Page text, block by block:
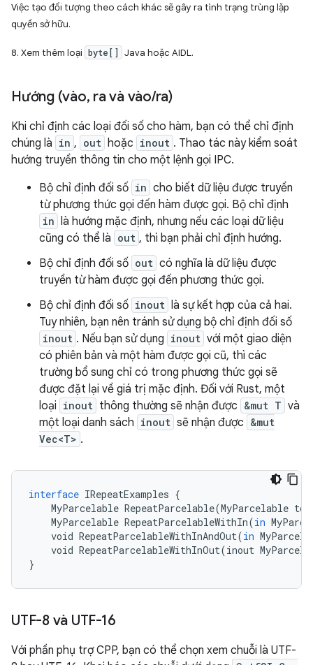
Việc tạo đối tượng theo cách khác sẽ gây ra tình trạng trùng lặp
quyền sở hữu.
8. Xem thêm loại byte[] Java hoặc AIDL.
Hướng (vào, ra và vào/ra)
Khi chỉ định các loại đối số cho hàm, bạn có thể chỉ định
chúng là in , out hoặc inout . Thao tác này kiểm soát
hướng truyền thông tin cho một lệnh gọi IPC.
Bộ chỉ định đối số in cho biết dữ liệu được truyền
từ phương thức gọi đến hàm được gọi. Bộ chỉ định
in
là hướng mặc định, nhưng nếu các loại dữ liệu
cũng có thể là out , thì bạn phải chỉ định hướng.
Bộ chỉ định đối số out có nghĩa là dữ liệu được
truyền từ hàm được gọi đến phương thức gọi.
Bộ chỉ định đối số inout
là sự kết hợp của cả hai.
Tuy nhiên, bạn nên tránh sử dụng bộ chỉ định đối số
inout . Nếu bạn sử dụng inout với một giao diện
có phiên bản và một hàm được gọi cũ, thì các
trường bổ sung chỉ có trong phương thức gọi sẽ
được đặt lại về giá trị mặc định. Đối với Rust, một
loại inout thông thường sẽ nhận được &mut T và
một loại danh sách inout sẽ nhận được &mut
Vec<T> .
interface IRepeatExamples {
MyParcelable RepeatParcelable(MyParcelable
MyParcelable RepeatParcelableWithIn(in
void RepeatParcelableWithInAndOut(in
void RepeatParcelableWithInOut(inout
}
UTF-8 và UTF-16
Với phần phụ trợ CPP, bạn có thể chọn xem chuỗi là UTF-